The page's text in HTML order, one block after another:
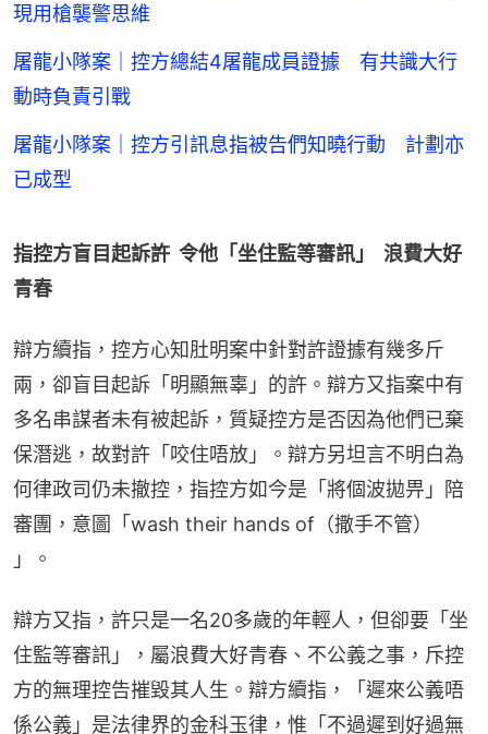
現用槍襲警思維
屠龍小隊案｜控方總結4屠龍成員證據 有共識大行
動時負責引戰
屠龍小隊案｜控方引訊息指被告們知曉行動 計劃亦
已成型
指控方盲目起訴許  令他「坐住監等審訊」  浪費大好
青春
辯方續指，控方心知肚明案中針對許證據有幾多斤
兩，卻盲目起訴「明顯無辜」的許。辯方又指案中有
多名串謀者未有被起訴，質疑控方是否因為他們已棄
保潛逃，故對許「咬住唔放」。辯方另坦言不明白為
何律政司仍未撤控，指控方如今是「將個波拋畀」陪
審團，意圖「wash their hands of（撒手不管）
」。
辯方又指，許只是一名20多歲的年輕人，但卻要「坐
住監等審訊」，屬浪費大好青春、不公義之事，斥控
方的無理控告摧毀其人生。辯方續指，「遲來公義唔
係公義」是法律界的金科玉律，惟「不過遲到好過無